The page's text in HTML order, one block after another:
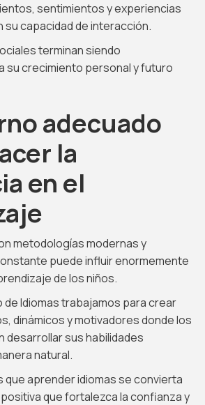
sentimientos y experiencias
capacidad de interacción.
terminan siendo
su crecimiento personal y futuro
adecuado
la
en el
metodologías modernas y
puede influir enormemente
de los niños.
de Idiomas trabajamos para crear
dinámicos y motivadores donde los
desarrollar sus habilidades
natural.
aprender idiomas se convierta
que fortalezca la confianza y